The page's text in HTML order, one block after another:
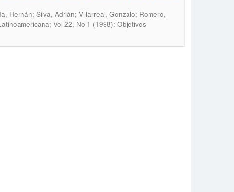
Hernán; Silva, Adrián; Villarreal, Gonzalo; Romero,
Vol 22, No 1 (1998): Objetivos